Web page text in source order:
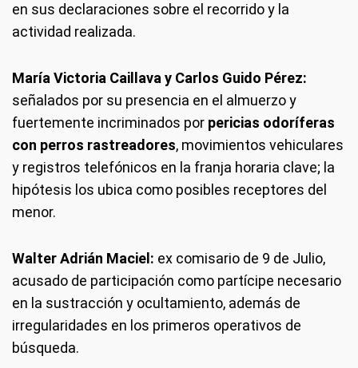
en sus declaraciones sobre el recorrido y la
actividad realizada.
María Victoria Caillava y Carlos Guido Pérez:
señalados por su presencia en el almuerzo y
fuertemente incriminados por pericias odoríferas
con perros rastreadores, movimientos vehiculares
y registros telefónicos en la franja horaria clave; la
hipótesis los ubica como posibles receptores del
menor.
Walter Adrián Maciel: ex comisario de 9 de Julio,
acusado de participación como partícipe necesario
en la sustracción y ocultamiento, además de
irregularidades en los primeros operativos de
búsqueda.